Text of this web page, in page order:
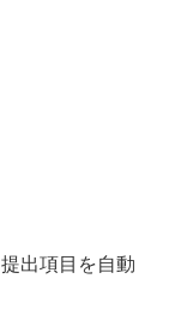
出項目を自動